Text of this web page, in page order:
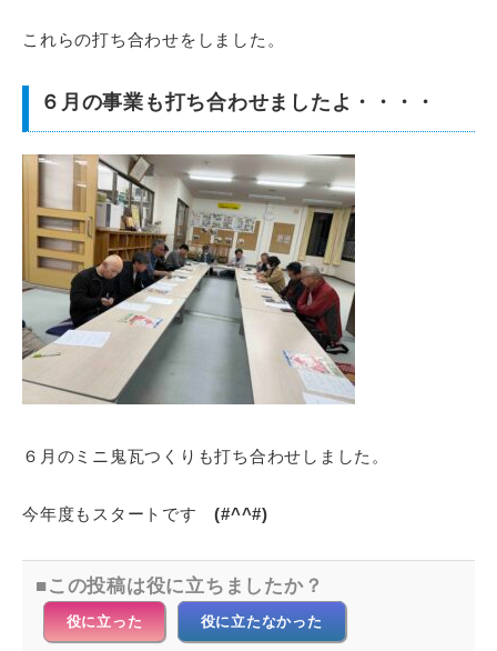
これらの打ち合わせをしました。
６月の事業も打ち合わせましたよ・・・・
６月のミニ鬼瓦つくりも打ち合わせしました。
今年度もスタートです (#^^#)
この投稿は役に立ちましたか？
役に立った 役に立たなかった